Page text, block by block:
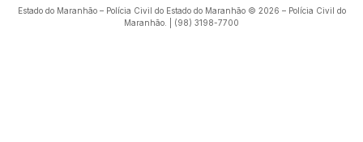
voltar ao topo